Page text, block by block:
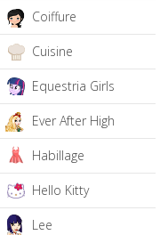
Coiffure
Cuisine
Equestria Girls
Ever After High
Habillage
Hello Kitty
Lee